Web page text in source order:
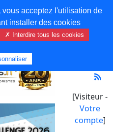
[Visiteur -
Votre
compte]
vous acceptez l'utilisation de
installer des cookies
✗ Interdire tous les cookies